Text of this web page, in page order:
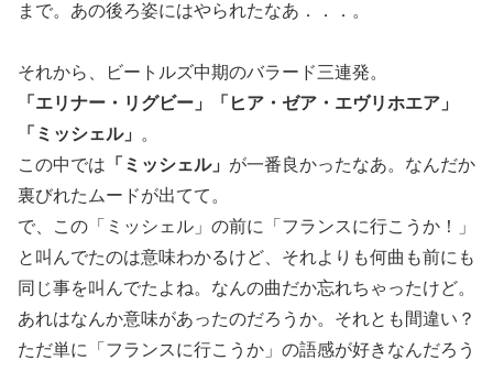
まで。あの後ろ姿にはやられたなあ．．．。
それから、ビートルズ中期のバラード三連発。
「エリナー・リグビー」「ヒア・ゼア・エヴリホエア」
「ミッシェル」 。
この中では 「ミッシェル」 が一番良かったなあ。なんだか
裏びれたムードが出てて。
で、この「ミッシェル」の前に「フランスに行こうか！」
と叫んでたのは意味わかるけど、それよりも何曲も前にも
同じ事を叫んでたよね。なんの曲だか忘れちゃったけど。
あれはなんか意味があったのだろうか。それとも間違い？
ただ単に「フランスに行こうか」の語感が好きなんだろう